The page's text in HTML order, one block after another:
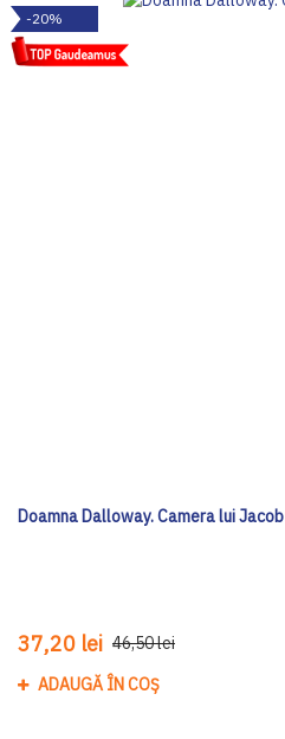
-20%
Doamna Dalloway. Camera lui Jacob
37,20 lei 46,50 lei
ADAUGĂ ÎN COȘ